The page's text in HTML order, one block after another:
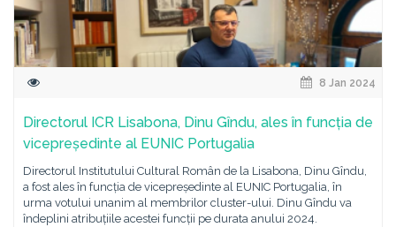
8 Jan 2024
Directorul ICR Lisabona, Dinu Gîndu, ales în funcția de
vicepreședinte al EUNIC Portugalia
Directorul Institutului Cultural Român de la Lisabona, Dinu Gîndu,
a fost ales în funcția de vicepreședinte al EUNIC Portugalia, în
urma votului unanim al membrilor cluster-ului. Dinu Gîndu va
îndeplini atribuțiile acestei funcții pe durata anului 2024.